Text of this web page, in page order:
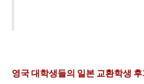
영국 대학생들의 일본 교환학생